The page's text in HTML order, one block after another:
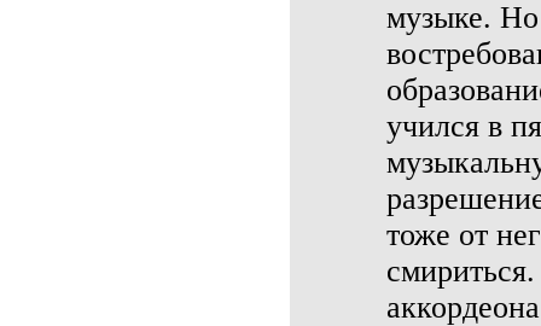
музыке.
учился в
тоже от